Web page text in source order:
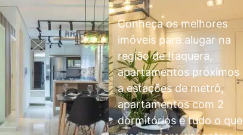
Conheça os melhores
imóveis para alugar na
região de Itaquera,
apartamentos próximos
a estações de metrô,
apartamentos com 2
dormitórios e tudo o que